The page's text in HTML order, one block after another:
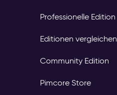
Professionelle Edition
Editionen vergleichen
Community Edition
Pimcore Store